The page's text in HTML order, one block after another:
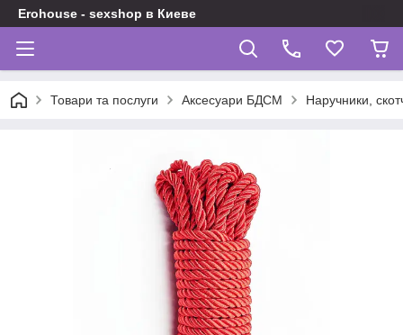
Erohouse - sexshop в Киеве
Товари та послуги Аксесуари БДСМ Наручники,